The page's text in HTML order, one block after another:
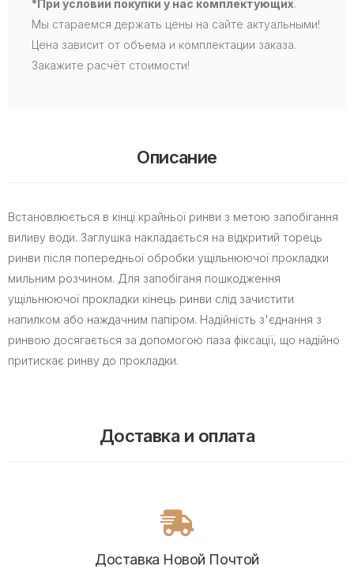
*При условии покупки у нас комплектующих.
Мы стараемся держать цены на сайте актуальными!
Цена зависит от объема и комплектации заказа.
Закажите расчёт стоимости!
Описание
Встановлюється в кінці крайньої ринви з метою запобігання
виливу води. Заглушка накладається на відкритий торець
ринви після попередньої обробки ущільнюючої прокладки
мильним розчином. Для запобіганя пошкодження
ущільнюючої прокладки кінець ринви слід зачистити
напилком або наждачним папіром. Надійність з'єднання з
ринвою досягається за допомогою паза фіксації, що надійно
притискає ринву до прокладки.
Доставка и оплата
Доставка Новой Почтой